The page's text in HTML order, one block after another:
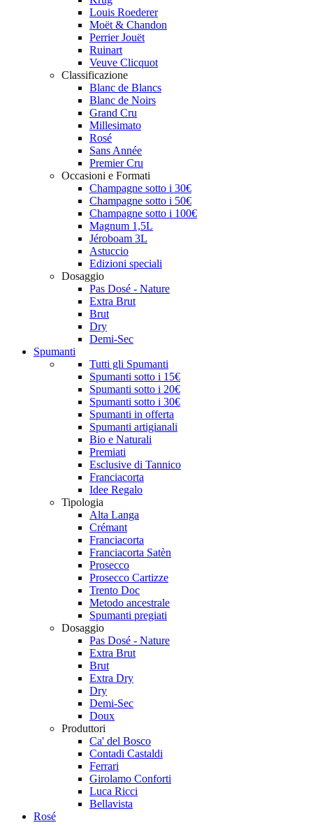
Louis Roederer
Moët & Chandon
Perrier Jouët
Ruinart
Veuve Clicquot
Classificazione
Blanc de Blancs
Blanc de Noirs
Grand Cru
Millesimato
Rosé
Sans Année
Premier Cru
Occasioni e Formati
Champagne sotto i 30€
Champagne sotto i 50€
Champagne sotto i 100€
Magnum 1,5L
Jéroboam 3L
Astuccio
Edizioni speciali
Dosaggio
Pas Dosé - Nature
Extra Brut
Brut
Dry
Demi-Sec
Spumanti
Tutti gli Spumanti
Spumanti sotto i 15€
Spumanti sotto i 20€
Spumanti sotto i 30€
Spumanti in offerta
Spumanti artigianali
Bio e Naturali
Premiati
Esclusive di Tannico
Franciacorta
Idee Regalo
Tipologia
Alta Langa
Crémant
Franciacorta
Franciacorta Satèn
Prosecco
Prosecco Cartizze
Trento Doc
Metodo ancestrale
Spumanti pregiati
Dosaggio
Pas Dosé - Nature
Extra Brut
Brut
Extra Dry
Dry
Demi-Sec
Doux
Produttori
Ca' del Bosco
Contadi Castaldi
Ferrari
Girolamo Conforti
Luca Ricci
Bellavista
Rosé